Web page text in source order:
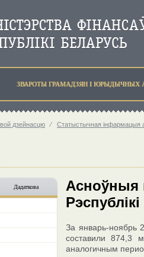
ЗВАРОТЫ ГРАМАДЗЯН I ЮРЫДЫЧНЫХ
дзейнасцю ⁄ Статыстычная інфармацыя
Дадаткова
Асноўныя
За январь-ноябрь
составили 874,3
аналогичным